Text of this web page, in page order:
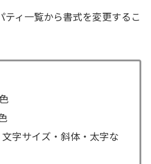
ィ一覧から書式を変更するこ
字サイズ・斜体・太字な